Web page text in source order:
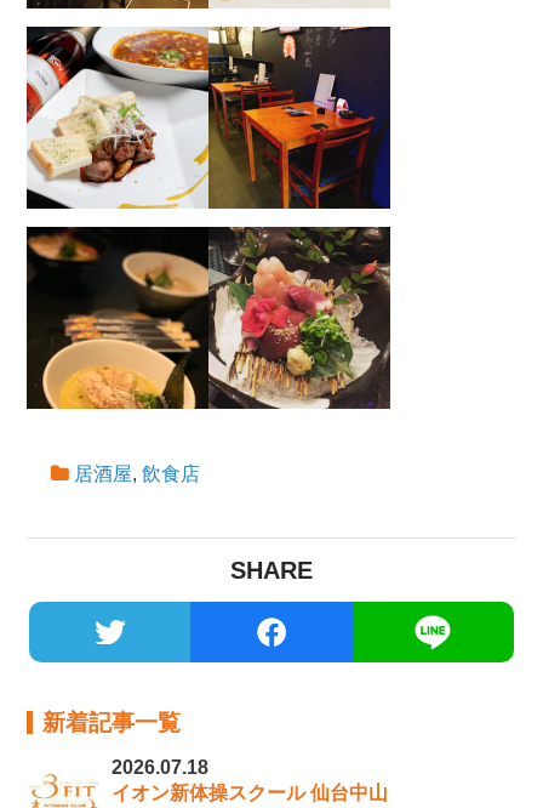
居酒屋,飲食店
SHARE
新着記事一覧
2026.07.18
イオン新体操スクール 仙台中山